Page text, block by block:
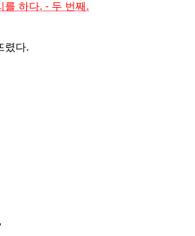
를 하다. - 두 번째.
렸다.